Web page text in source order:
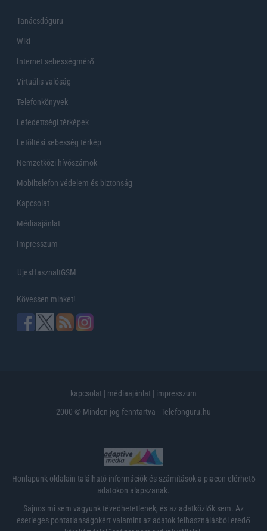
Tanácsdóguru
Wiki
Internet sebességmérő
Virtuális valóság
Telefonkönyvek
Lefedettségi térképek
Letöltési sebesség térkép
Nemzetközi hívószámok
Mobiltelefon védelem és biztonság
Kapcsolat
Médiaajánlat
Impresszum
UjesHasznaltGSM
Kövessen minket!
kapcsolat | médiaajánlat | impresszum
2000 © Minden jog fenntartva - Telefonguru.hu
Honlapunk oldalain található információk és számítások a piacon elérhető
adatokon alapszanak.
Sajnos mi sem vagyunk tévedhetetlenek, és az adatközlők sem. Az
esetleges pontatlanságokért valamint az adatok felhasználásból eredő